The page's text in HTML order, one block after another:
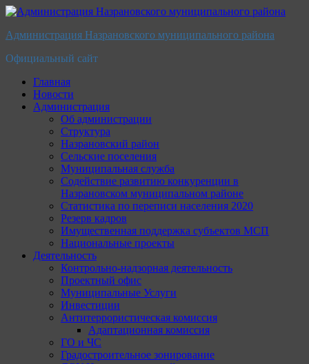
Перейти
содержимому
Администрация Назрановского муниципального района
Официальный сайт
Главная
Новости
Администрация
Об администрации
Структура
Назрановский район
Сельские поселения
Муниципальная служба
Содействие развитию конкуренции в
Назрановском муниципальном районе
Статистика по переписи населения 2020
Резерв кадров
Имущественная поддержка субъектов МСП
Национальные проекты
Деятельность
Контрольно-надзорная деятельность
Проектный офис
Муниципальные Услуги
Инвестиции
Антитеррористическая комиссия
Адаптационная комиссия
ГО и ЧС
Градостроительное зонирование